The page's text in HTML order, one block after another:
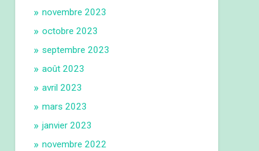
novembre 2023
octobre 2023
septembre 2023
août 2023
avril 2023
mars 2023
janvier 2023
novembre 2022